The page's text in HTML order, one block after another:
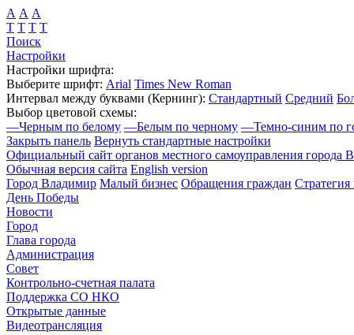
А А А
Т Т Т Т
Поиск
Настройки
Настройки шрифта:
Выберите шрифт: Arial Times New Roman
Интервал между буквами (Кернинг): Стандартный Средний
Выбор цветовой схемы:
—Черным по белому —Белым по черному —Темно-синим по
Закрыть панель Вернуть стандартные настройки
Официальный сайт органов местного самоуправления города
Обычная версия сайта English version
Город Владимир Малый бизнес Обращения граждан Стратегия
День Победы
Новости
Город
Глава города
Администрация
Совет
Контрольно-счетная палата
Поддержка СО НКО
Открытые данные
Видеотрансляция